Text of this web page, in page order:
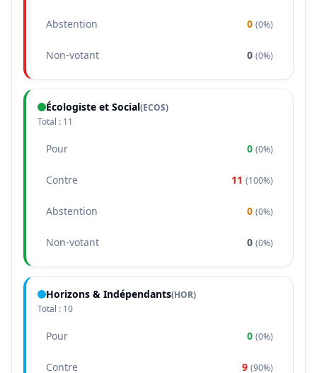
Abstention 0 (0%)
Non-votant 0 (0%)
Écologiste et Social(ECOS)
Total : 11
Pour 0 (0%)
Contre 11 (100%)
Abstention 0 (0%)
Non-votant 0 (0%)
Horizons & Indépendants(HOR)
Total : 10
Pour 0 (0%)
Contre 9 (90%)